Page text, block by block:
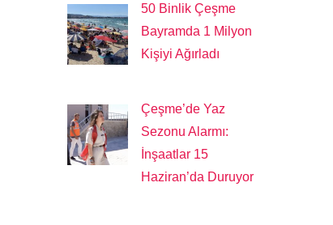
50 Binlik Çeşme
Bayramda 1 Milyon
Kişiyi Ağırladı
Çeşme’de Yaz
Sezonu Alarmı:
İnşaatlar 15
Haziran’da Duruyor